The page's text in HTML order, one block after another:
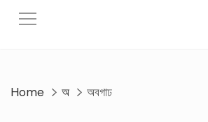
Home অ অবগাঢ